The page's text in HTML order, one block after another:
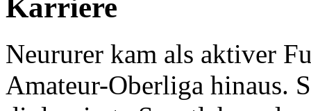
Karriere
Neururer kam als aktiver
Amateur-Oberliga hinaus.